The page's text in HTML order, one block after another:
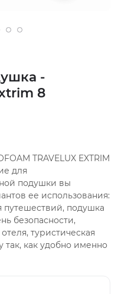
-
8
TRAVELUX EXTRIM
для
подушки вы
ее использования:
подушка
безопасности,
туристическая
так, как удобно именно